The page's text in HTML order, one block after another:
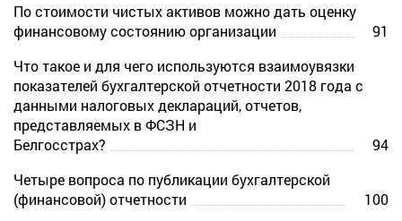
По стоимости чистых активов можно дать оценку
финансовому состоянию организации
91
Что такое и для чего используются взаимоувязки
показателей бухгалтерской отчетности 2018 года с
данными налоговых деклараций, отчетов,
представляемых в ФСЗН и
Белгосстрах?
94
Четыре вопроса по публикации бухгалтерской
(финансовой) отчетности
100